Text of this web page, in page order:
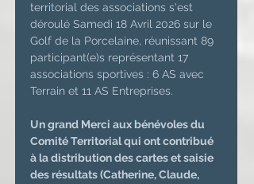
territorial des associations s'est
déroulé Samedi 18 Avril 2026 sur le
Golf de la Porcelaine, réunissant 89
participant(e)s représentant 17
associations sportives : 6 AS avec
Terrain et 11 AS Entreprises.
Un grand Merci aux bénévoles du
Comité Territorial qui ont contribué
à la distribution des cartes et saisie
des résultats (Catherine, Claude,